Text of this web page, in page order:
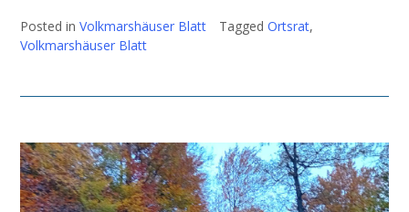
Posted in Volkmarshäuser Blatt Tagged Ortsrat,
Volkmarshäuser Blatt